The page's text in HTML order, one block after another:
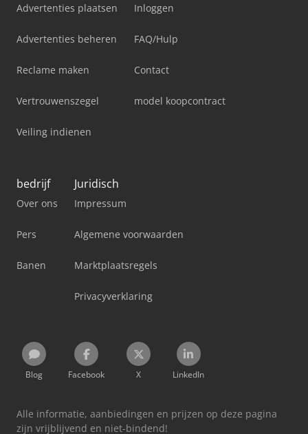
Advertenties plaatsen
Advertenties beheren
Reclame maken
Vertrouwenszegel
Veiling indienen
Inloggen
FAQ/Hulp
Contact
model koopcontract
bedrijf
Over ons
Pers
Banen
Juridisch
Impressum
Algemene voorwaarden
Marktplaatsregels
Privacyverklaring
Blog Facebook X LinkedIn
Alle informatie, aanbiedingen en prijzen op deze pagina
zijn vrijblijvend en niet-bindend!